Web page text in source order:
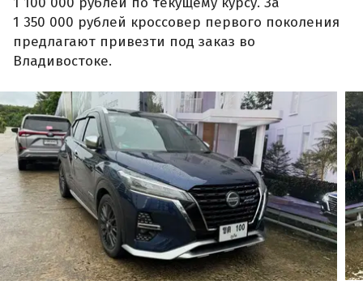
1 350 000 рублей кроссовер первого поколения
предлагают привезти под заказ во
Владивостоке.